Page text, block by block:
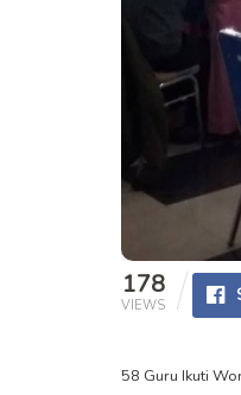
178
VIEWS
58 Guru Ikuti